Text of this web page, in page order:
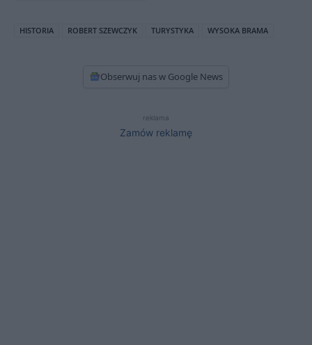
HISTORIA ROBERT SZEWCZYK TURYSTYKA WYSOKA BRAMA
Obserwuj nas w Google News
reklama
Zamów reklamę